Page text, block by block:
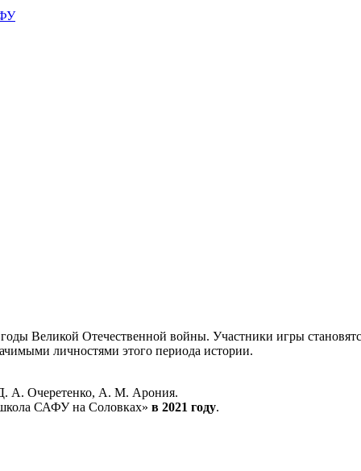
Великой Отечественной войны. Участники игры
личностями этого периода истории.
А. Очеретенко, А. М. Арония.
школа САФУ на Соловках» в 2021 году.